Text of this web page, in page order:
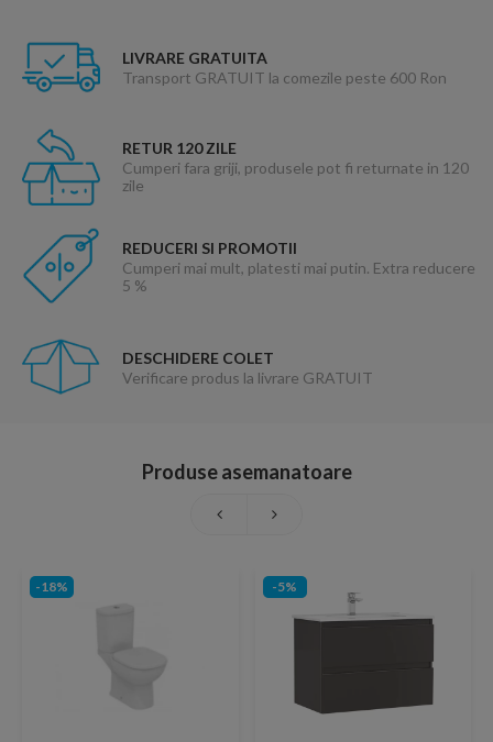
LIVRARE GRATUITA
Transport GRATUIT la comezile peste 600 Ron
RETUR 120 ZILE
Cumperi fara griji, produsele pot fi returnate in 120
zile
REDUCERI SI PROMOTII
Cumperi mai mult, platesti mai putin. Extra reducere
5 %
DESCHIDERE COLET
Verificare produs la livrare GRATUIT
Produse asemanatoare
-18% -5%